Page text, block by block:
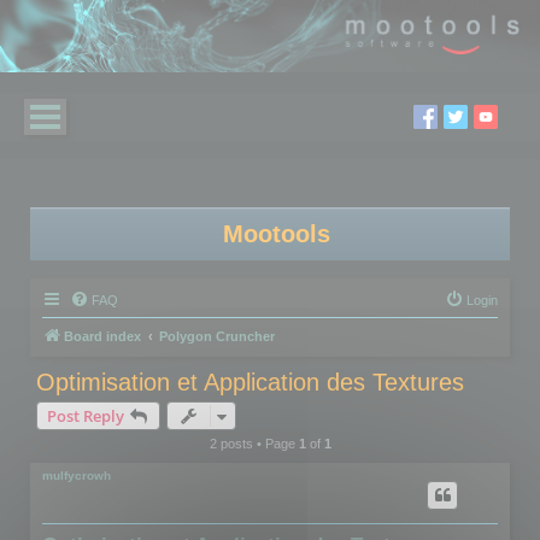
Mootools
FAQ Login
Board index Polygon Cruncher
Optimisation et Application des Textures
Post Reply
2 posts • Page 1of 1
mulfycrowh